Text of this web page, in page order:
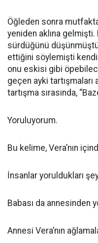
Öğleden sonra
yeniden aklına
sürdüğünü
ettiğini söylemişti
onu eskisi gibi
geçen ayki tartışmaları
tartışma sırasında,
Yoruluyorum.
Bu kelime, Vera’nın
İnsanlar yoruldukları
Babası da annesinden
Annesi Vera’nın